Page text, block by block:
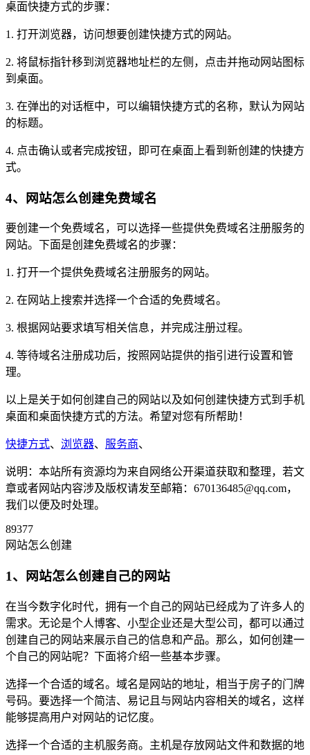
桌面快捷方式的步骤：
1. 打开浏览器，访问想要创建快捷方式的网站。
2. 将鼠标指针移到浏览器地址栏的左侧，点击并拖动网站图标
到桌面。
3. 在弹出的对话框中，可以编辑快捷方式的名称，默认为网站
的标题。
4. 点击确认或者完成按钮，即可在桌面上看到新创建的快捷方
式。
4、网站怎么创建免费域名
要创建一个免费域名，可以选择一些提供免费域名注册服务的
网站。下面是创建免费域名的步骤：
1. 打开一个提供免费域名注册服务的网站。
2. 在网站上搜索并选择一个合适的免费域名。
3. 根据网站要求填写相关信息，并完成注册过程。
4. 等待域名注册成功后，按照网站提供的指引进行设置和管
理。
以上是关于如何创建自己的网站以及如何创建快捷方式到手机
桌面和桌面快捷方式的方法。希望对您有所帮助！
快捷方式、 浏览器、 服务商、
说明：本站所有资源均为来自网络公开渠道获取和整理，若文
章或者网站内容涉及版权请发至邮箱：670136485@qq.com，
我们以便及时处理。
89377
网站怎么创建
1、网站怎么创建自己的网站
在当今数字化时代，拥有一个自己的网站已经成为了许多人的
需求。无论是个人博客、小型企业还是大型公司，都可以通过
创建自己的网站来展示自己的信息和产品。那么，如何创建一
个自己的网站呢？下面将介绍一些基本步骤。
选择一个合适的域名。域名是网站的地址，相当于房子的门牌
号码。要选择一个简洁、易记且与网站内容相关的域名，这样
能够提高用户对网站的记忆度。
选择一个合适的主机服务商。主机是存放网站文件和数据的地